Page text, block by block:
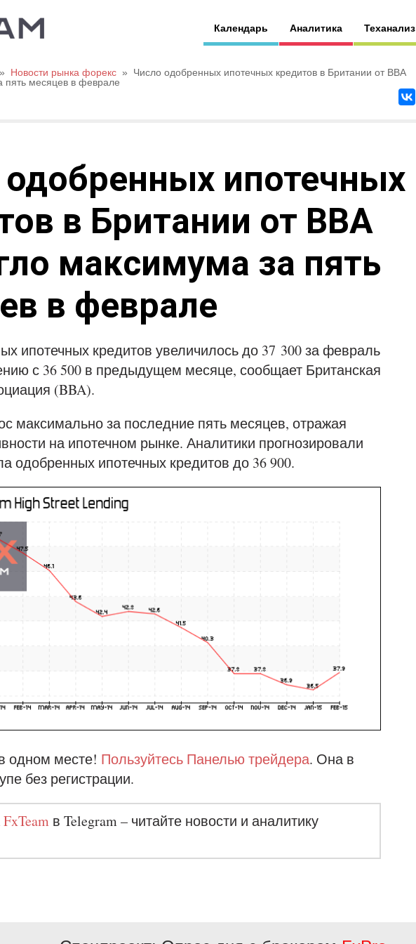
Календарь Аналитика Теханализ
» Новости рынка форекс »
Число одобренных ипотечных кредитов в Британии от BBA
пять месяцев в феврале
ипотечных
в Британии от BBA
максимума за пять
в феврале
ипотечных кредитов увеличилось до 37 300 за февраль
с 36 500 в предыдущем месяце, сообщает Британская
(BBA).
максимально за последние пять месяцев, отражая
на ипотечном рынке. Аналитики прогнозировали
одобренных ипотечных кредитов до 36 900.
одном месте! Пользуйтесь Панелью трейдера. Она в
без регистрации.
в Telegram – читайте новости и аналитику